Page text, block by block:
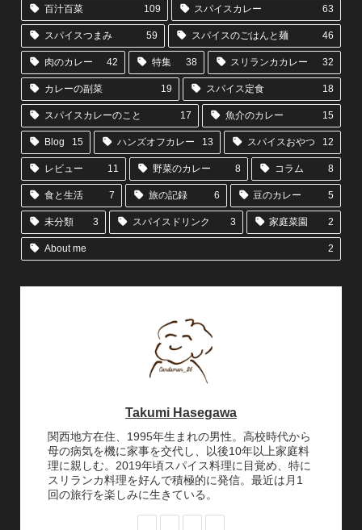
百汁百菜 109 スパイスカレー 63
スパイスつまみ 59 スパイスのごはんと麺 46
肉のカレー 42 特集 38 スリランカカレー 32
カレーの副菜 19 スパイス定食 18
スパイスカレーのこと 17 魚介のカレー 15
Blog 15 ハンズオフカレー 13 スパイスおやつ 12
レビュー 11 野菜のカレー 8 コラム 8
食と生活 7 旅の記録 6 豆のカレー 5
未分類 3 スパイスドリンク 3 家庭菜園 2
About me 2
Takumi Hasegawa
関西地方在住、1995年生まれの男性。高校時代から
母の病気を機に家事を交代し、以後10年以上家庭料
理に親しむ。2019年頃スパイス料理に目覚め、特に
スリランカ料理を好んで積極的に発信。最近は月1
回の旅行を楽しみに生きている。